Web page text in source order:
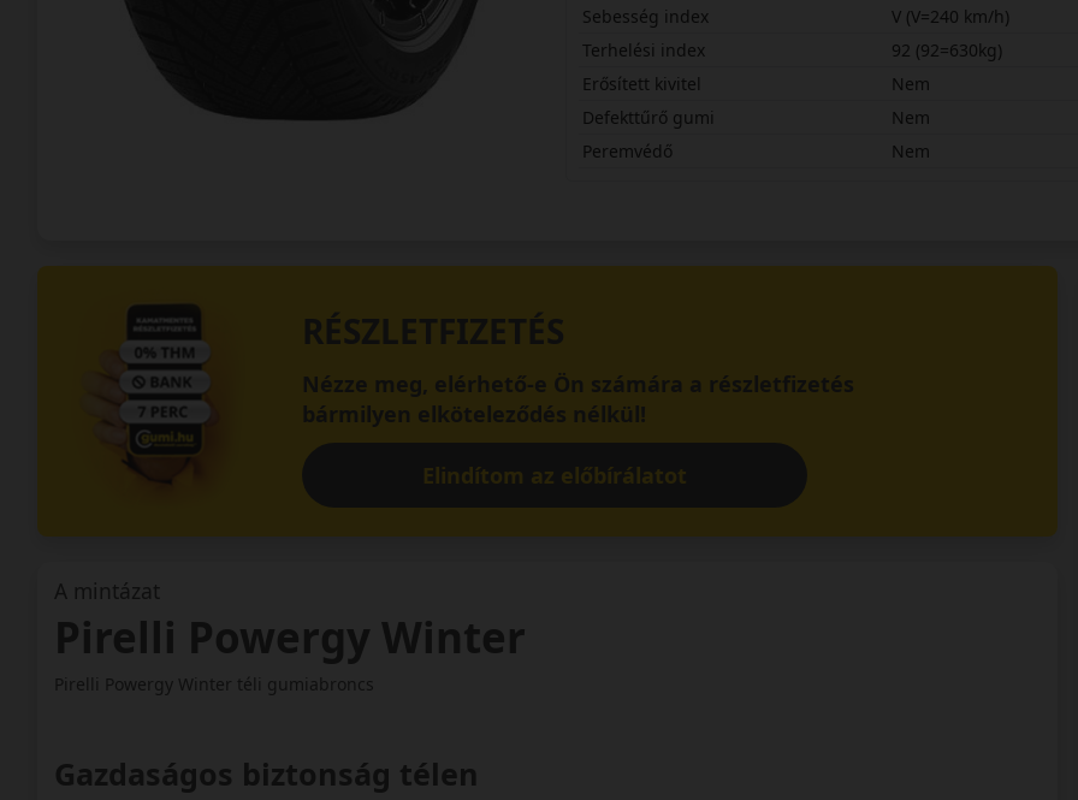
Sebesség index
V (V=240 km/h)
Terhelési index
92 (92=630kg)
Erősített kivitel
Nem
Defekttűrő gumi
Nem
Peremvédő
Nem
RÉSZLETFIZETÉS
Nézze meg, elérhető-e Ön számára a részletfizetés
bármilyen elköteleződés nélkül!
Elindítom az előbírálatot
A mintázat
Pirelli Powergy Winter
Pirelli Powergy Winter téli gumiabroncs
Gazdaságos biztonság télen